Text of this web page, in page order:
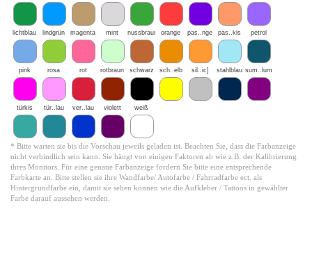
lichtblau lindgrün magenta mint nussbraun orange pas..nge pas..kis petrol
pink rosa rot rotbraun schwarz sch..elb sil..ic] stahlblau sum..lum
türkis tür..lau ver..lau violett weiß
* Bitte warten sie bis die Vorschau jeweils geladen ist. Beachten Sie, dass die Farbanzeige
nicht verbindlich sein kann. Sie hängt von einigen Faktoren ab wie z.B. der Kalibrierung
ihres Monitors. Für eine genaue Farbanzeige fordern Sie bitte eine entsprechende
Farbkarte an. Bitte stellen sie ihre Wandfarbe/ Autofarbe / Fahrradfarbe ect. als
Hintergrundfarbe ein, damit sie sehen können wie die Aufkleber / Tattoos in gewählter
Farbe darauf aussehen werden.